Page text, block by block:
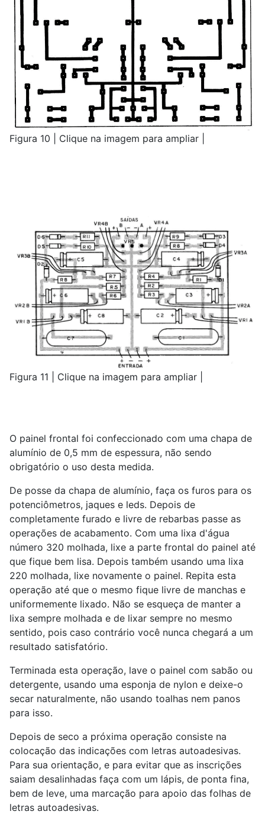
Figura 10 | Clique na imagem para ampliar |
Figura 11 | Clique na imagem para ampliar |
O painel frontal foi confeccionado com uma chapa de
alumínio de 0,5 mm de espessura, não sendo
obrigatório o uso desta medida.
De posse da chapa de alumínio, faça os furos para os
potenciômetros, jaques e leds. Depois de
completamente furado e livre de rebarbas passe as
operações de acabamento. Com uma lixa d'água
número 320 molhada, lixe a parte frontal do painel até
que fique bem lisa. Depois também usando uma lixa
220 molhada, lixe novamente o painel. Repita esta
operação até que o mesmo fique livre de manchas e
uniformemente lixado. Não se esqueça de manter a
lixa sempre molhada e de lixar sempre no mesmo
sentido, pois caso contrário você nunca chegará a um
resultado satisfatório.
Terminada esta operação, lave o painel com sabão ou
detergente, usando uma esponja de nylon e deixe-o
secar naturalmente, não usando toalhas nem panos
para isso.
Depois de seco a próxima operação consiste na
colocação das indicações com letras autoadesivas.
Para sua orientação, e para evitar que as inscrições
saiam desalinhadas faça com um lápis, de ponta fina,
bem de leve, uma marcação para apoio das folhas de
letras autoadesivas.